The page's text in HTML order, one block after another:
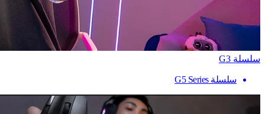
سلسلة G3
سلسلة G5 Series